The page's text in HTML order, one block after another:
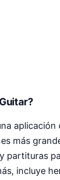
aplicación
más
partituras
incluye